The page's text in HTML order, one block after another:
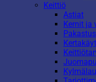
Keittiö
Astiat
Kernit ja